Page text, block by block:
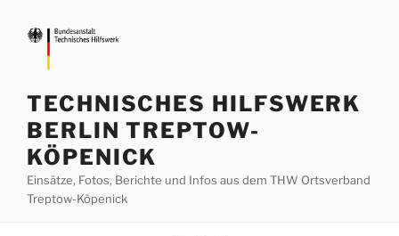
Inhalt
springen
TECHNISCHES HILFSWERK
BERLIN TREPTOW-
KÖPENICK
Einsätze, Fotos, Berichte und Infos aus dem THW Ortsverband
Treptow-Köpenick